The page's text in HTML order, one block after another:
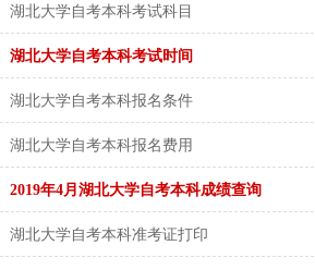
湖北大学自考本科考试科目
湖北大学自考本科考试时间
湖北大学自考本科报名条件
湖北大学自考本科报名费用
2019年4月湖北大学自考本科成绩查询
湖北大学自考本科准考证打印